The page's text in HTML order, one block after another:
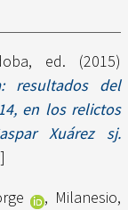
, ed. (2015)
resultados del
en los relictos
Xuárez sj.
, Milanesio,